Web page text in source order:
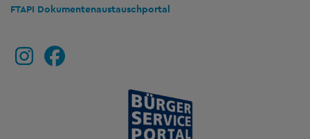
FTAPI Dokumentenaustauschportal